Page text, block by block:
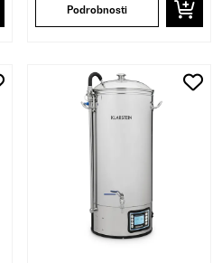
Podrobnosti